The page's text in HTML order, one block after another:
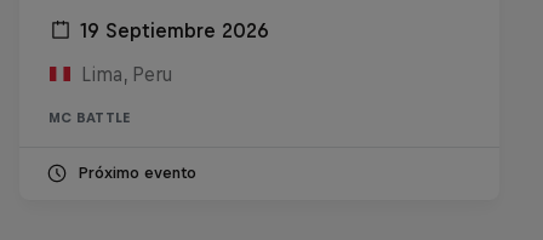
19 Septiembre 2026
Lima, Peru
MC BATTLE
Próximo evento